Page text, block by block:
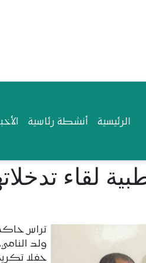
Navigationالرئيسية أنشطة رئاسية
لقاء
تراس
ولد
حفلا